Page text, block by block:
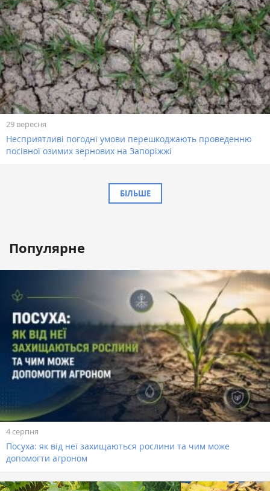
29 вересня
Несприятливі погодні умови перешкоджають проведенню
посівної озимих зернових на Запоріжжі
БІЛЬШЕ
Популярне
4 серпня
Посуха: як від неї захищаються рослини та чим може
допомогти агроном